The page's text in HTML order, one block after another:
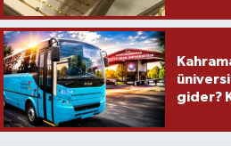
gider?